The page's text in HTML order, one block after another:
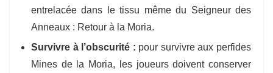
entrelacée dans le tissu même du Seigneur des
Anneaux : Retour à la Moria.
Survivre à l’obscurité : pour survivre aux perfides
Mines de la Moria, les joueurs doivent conserver